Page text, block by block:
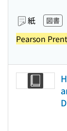
紙 図書
Pearson